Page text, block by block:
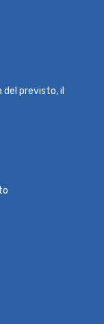
previsto, il